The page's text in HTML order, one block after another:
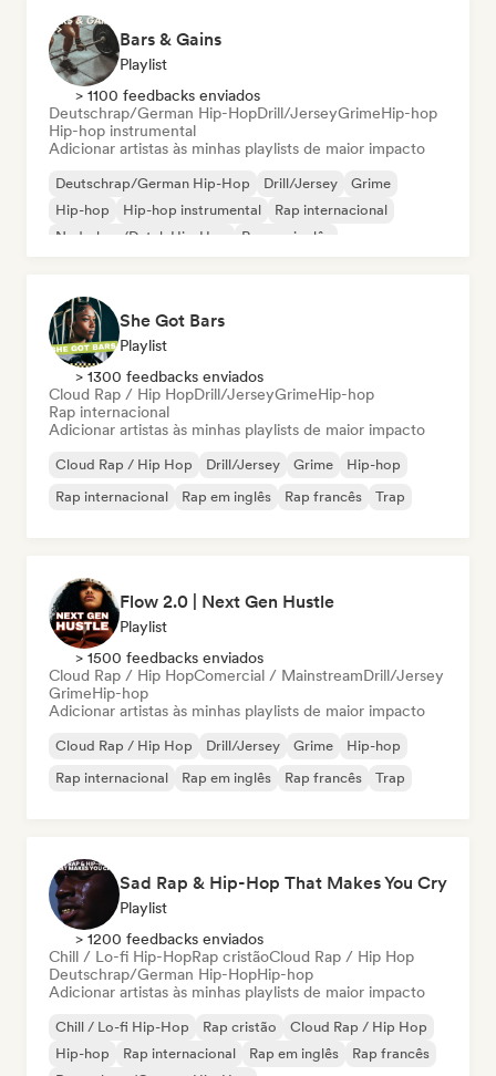
Bars & Gains
Playlist
> 1100 feedbacks enviados
Deutschrap/German Hip-HopDrill/JerseyGrimeHip-hop
Hip-hop instrumental
Adicionar artistas às minhas playlists de maior impacto
Deutschrap/German Hip-Hop Drill/Jersey
Grime
Hip-hop
Hip-hop instrumental
Rap internacional
Nederhop/Dutch Hip-Hop
Rap em inglês
She Got Bars
Playlist
> 1300 feedbacks enviados
Cloud Rap / Hip HopDrill/JerseyGrimeHip-hop
Rap internacional
Adicionar artistas às minhas playlists de maior impacto
Cloud Rap / Hip Hop Drill/Jersey Grime
Hip-hop
Rap internacional
Rap em inglês Rap francês Trap
Flow 2.0 | Next Gen Hustle
Playlist
> 1500 feedbacks enviados
Cloud Rap / Hip HopComercial / MainstreamDrill/Jersey
GrimeHip-hop
Adicionar artistas às minhas playlists de maior impacto
Cloud Rap / Hip Hop Drill/Jersey Grime
Hip-hop
Rap internacional
Rap em inglês Rap francês Trap
Sad Rap & Hip-Hop That Makes You Cry
Playlist
> 1200 feedbacks enviados
Chill / Lo-fi Hip-HopRap cristãoCloud Rap / Hip Hop
Deutschrap/German Hip-HopHip-hop
Adicionar artistas às minhas playlists de maior impacto
Chill / Lo-fi Hip-Hop Rap cristão
Cloud Rap / Hip Hop
Hip-hop
Rap internacional Rap em inglês
Rap francês